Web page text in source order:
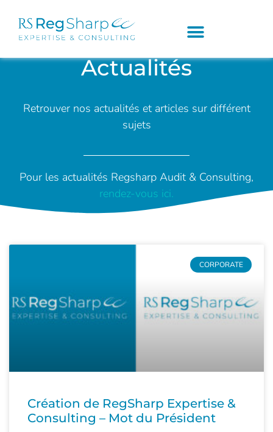
Actualités
Retrouver nos actualités et articles sur différent
sujets
Pour les actualités Regsharp Audit & Consulting,
rendez-vous ici.
CORPORATE
Création de RegSharp Expertise &
Consulting – Mot du Président